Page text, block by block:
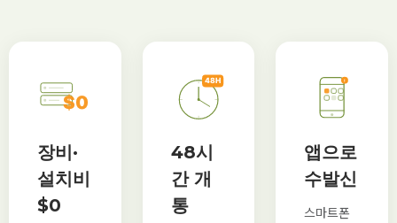
장비·
설치비
$0
48시
간 개
통
앱으로
수발신
스마트폰